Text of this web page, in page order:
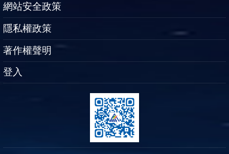
網站安全政策
隱私權政策
著作權聲明
登入